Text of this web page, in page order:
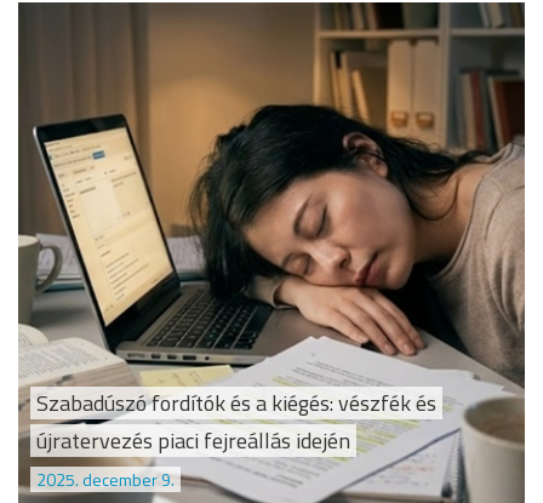
Szabadúszó fordítók és a kiégés: vészfék és
újratervezés piaci fejreállás idején
2025. december 9.